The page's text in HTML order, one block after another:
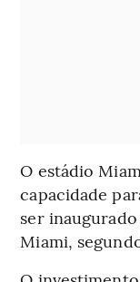
O estádio
capacidade
ser
Miami,